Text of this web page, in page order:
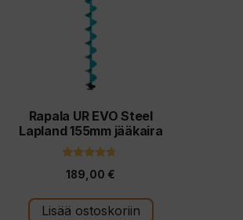
Rapala UR EVO Steel
Lapland 155mm jääkaira
5:stä
189,00 €
Lisää ostoskoriin